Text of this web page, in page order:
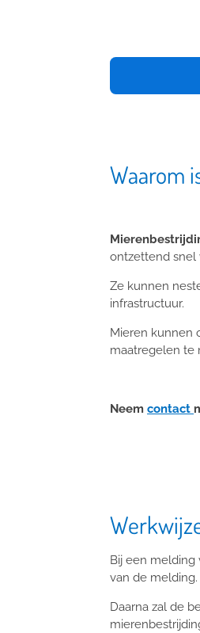
Waarom
ontzettend snel
Ze kunnen
infrastructuur.
Mieren kunnen
maatregelen te
Neem contact
Bij een melding
van de
Daarna zal de